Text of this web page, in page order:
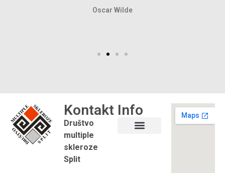
Oscar Wilde
Kontakt
Društvo
multiple
skleroze
Split
Info